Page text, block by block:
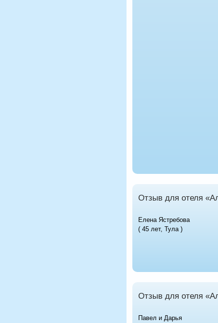
Отзыв для отеля
Елена Ястребова
( 45 лет, Тула )
Отзыв для отеля
Павел и Дарья